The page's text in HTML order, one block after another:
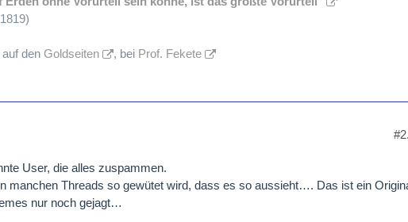
den Goldseiten , bei Prof. Fekete
User, die alles zuspammen.
manchen Threads so gewütet wird, dass es so aussieht…. Das ist ein
nur noch gejagt…